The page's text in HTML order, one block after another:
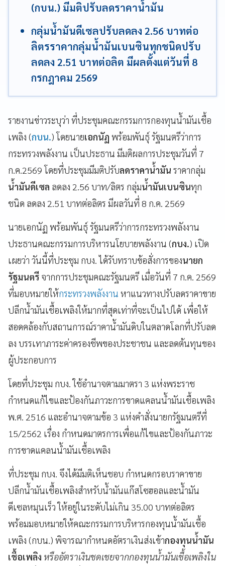
(กบน.) มีมติปรับลดราคาน้ำมัน
กลุ่มน้ำมันดีเซลปรับลดลง 2.56 บาทต่อ
ลิตรราคากลุ่มน้ำมันเบนซินทุกชนิดปรับ
ลดลง 2.51 บาทต่อลิต มีผลตั้งแต่วันที่ 8
กรกฎาคม 2569
รายงานข่าวระบุว่า ที่ประชุมคณะกรรมการกองทุนน้ำมันเชื้อ
เพลิง (กบน.) โดยนายเอกนัฏ พร้อมพันธุ์ รัฐมนตรีว่าการ
กระทรวงพลังงาน เป็นประธาน มีมติผลการประชุมวันที่ 7
ก.ค.2569 โดยที่ประชุมมีมติปรับลดราคาน้ำมัน ราคากลุ่ม
น้ำมันดีเซล ลดลง 2.56 บาท/ลิตร กลุ่มน้ำมันเบนซินทุก
ชนิด ลดลง 2.51 บาทต่อลิตร มีผลวันที่ 8 ก.ค. 2569
นายเอกนัฏ พร้อมพันธุ์ รัฐมนตรีว่าการกระทรวงพลังงาน
ประธานคณะกรรมการบริหารนโยบายพลังงาน (กบง.) เปิด
เผยว่า วันนี้ที่ประชุม กบง. ได้รับทราบข้อสั่งการของนายก
รัฐมนตรี จากการประชุมคณะรัฐมนตรี เมื่อวันที่ 7 ก.ค. 2569
ที่มอบหมายให้กระทรวงพลังงาน หาแนวทางปรับลดราคาขาย
ปลีกน้ำมันเชื้อเพลิงให้มากที่สุดเท่าที่จะเป็นไปได้ เพื่อให้
สอดคล้องกับสถานการณ์ราคาน้ำมันดิบในตลาดโลกที่ปรับลด
ลง บรรเทาภาระค่าครองชีพของประชาชน และลดต้นทุนของ
ผู้ประกอบการ
โดยที่ประชุม กบง. ใช้อำนาจตามมาตรา 3 แห่งพระราช
กำหนดแก้ไขและป้องกันภาวะการขาดแคลนน้ำมันเชื้อเพลิง
พ.ศ. 2516 และอำนาจตามข้อ 3 แห่งคำสั่งนายกรัฐมนตรีที่
15/2562 เรื่อง กำหนดมาตรการเพื่อแก้ไขและป้องกันภาวะ
การขาดแคลนน้ำมันเชื้อเพลิง
ที่ประชุม กบง. จึงได้มีมติเห็นชอบ กำหนดกรอบราคาขาย
ปลีกน้ำมันเชื้อเพลิงสำหรับน้ำมันแก๊สโซฮอลและน้ำมัน
ดีเซลหมุนเร็ว ให้อยู่ในระดับไม่เกิน 35.00 บาทต่อลิตร
พร้อมมอบหมายให้คณะกรรมการบริหารกองทุนน้ำมันเชื้อ
เพลิง (กบน.) พิจารณากำหนดอัตราเงินส่งเข้ากองทุนน้ำมัน
เชื้อเพลิง หรืออัตราเงินชดเชยจากกองทุนน้ำมันเชื้อเพลิงใน